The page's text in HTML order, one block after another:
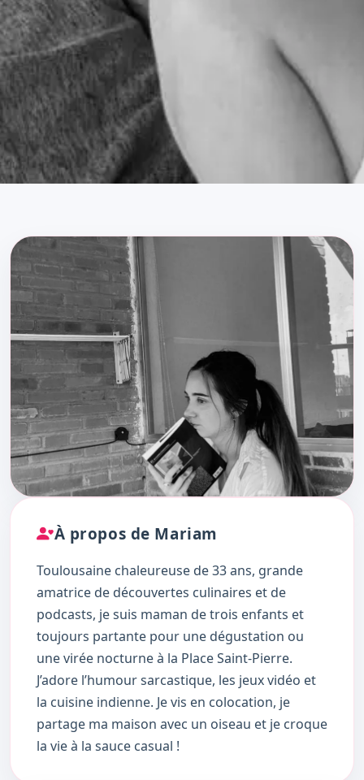
À propos de Mariam
Toulousaine chaleureuse de 33 ans, grande
amatrice de découvertes culinaires et de
podcasts, je suis maman de trois enfants et
toujours partante pour une dégustation ou
une virée nocturne à la Place Saint-Pierre.
J’adore l’humour sarcastique, les jeux vidéo et
la cuisine indienne. Je vis en colocation, je
partage ma maison avec un oiseau et je croque
la vie à la sauce casual !